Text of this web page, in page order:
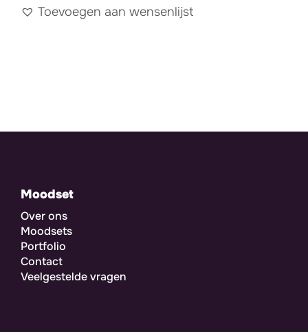
Toevoegen aan wensenlijst
Moodset
Over ons
Moodsets
Portfolio
Contact
Veelgestelde vragen